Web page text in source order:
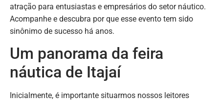
atração para entusiastas e empresários do setor náutico.
Acompanhe e descubra por que esse evento tem sido
sinônimo de sucesso há anos.
Um panorama da feira
náutica de Itajaí
Inicialmente, é importante situarmos nossos leitores